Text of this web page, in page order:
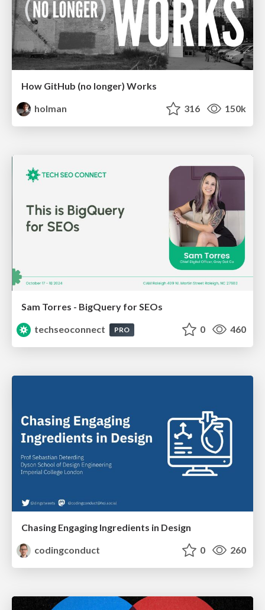
How GitHub (no longer) Works
holman
316 150k
Sam Torres - BigQuery for SEOs
techseoconnect
PRO 0 460
Chasing Engaging Ingredients in Design
codingconduct
0 260